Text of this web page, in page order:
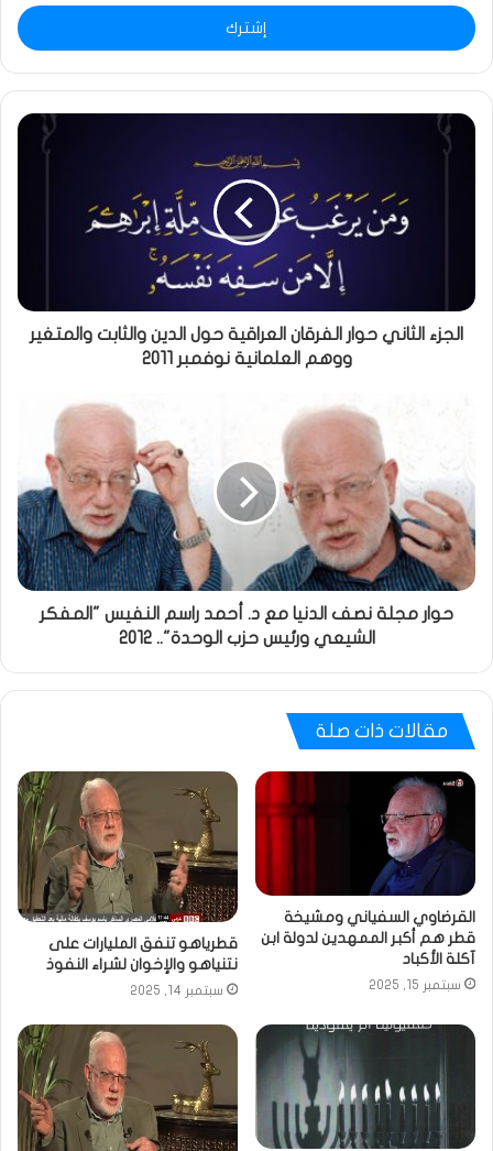
الإلكتروني
الجزء الثاني حوار الفرقان العراقية حول الدين والثابت والمتغير
ووهم العلمانية نوفمبر 2011
حوار مجلة نصف الدنيا مع د‏. ‏أحمد‏ ‏راسم‏ ‏النفيس "المفكر‏
‏الشيعي‏ ‏ورئيس‏ ‏حزب‏ ‏الوحدة".. 2012
مقالات ذات صلة
القرضاوي السفياني ومشيخة
قطر هم أكبر الممهدين لدولة ابن
آكلة الأكباد
سبتمبر 15, 2025
قطرياهو تنفق المليارات على
نتنياهو والإخوان لشراء النفوذ
سبتمبر 14, 2025